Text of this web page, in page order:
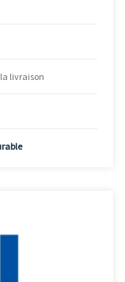
livraison